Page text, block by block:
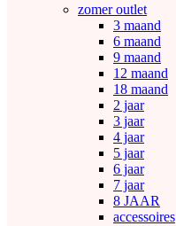
zomer outlet
3 maand
6 maand
9 maand
12 maand
18 maand
2 jaar
3 jaar
4 jaar
5 jaar
6 jaar
7 jaar
8 JAAR
accessoires